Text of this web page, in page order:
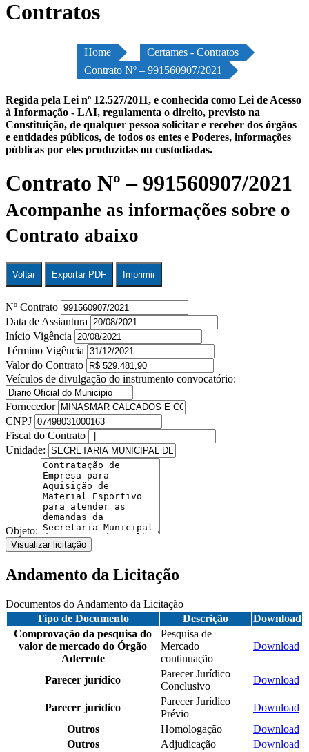
Contratos
Home
Certames - Contratos
Contrato Nº – 991560907/2021
Regida pela Lei nº 12.527/2011, e conhecida como Lei de Acesso
à Informação - LAI, regulamenta o direito, previsto na
Constituição, de qualquer pessoa solicitar e receber dos órgãos
e entidades públicos, de todos os entes e Poderes, informações
públicas por eles produzidas ou custodiadas.
Contrato Nº – 991560907/2021
Acompanhe as informações sobre o
Contrato abaixo
Voltar Exportar PDF Imprimir
Nº Contrato
Data de Assiantura
Início Vigência
Término Vigência
Valor do Contrato
Veículos de divulgação do instrumento convocatório:
Fornecedor
CNPJ
Fiscal do Contrato
Unidade:
Objeto:
Visualizar licitação
Andamento da Licitação
Documentos do Andamento da Licitação
Tipo de Documento
Descrição
Download
Comprovação da pesquisa do
valor de mercado do Órgão
Aderente
Pesquisa de
Mercado
continuação
Download
Parecer jurídico
Parecer Jurídico
Conclusivo
Download
Parecer jurídico
Parecer Jurídico
Prévio
Download
Outros
Homologação
Download
Outros
Adjudicação
Download